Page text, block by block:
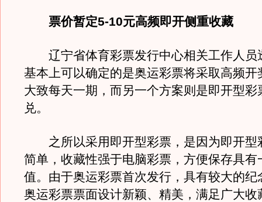
票价暂定5-10元高频即开侧重收藏
辽宁省体育彩票发行中心相关工作人员
基本上可以确定的是奥运彩票将采取高频开
大致每天一期，而另一个方案则是即开型彩
兑。
之所以采用即开型彩票，是因为即开型
简单，收藏性强于电脑彩票，方便保存具有
值。由于奥运彩票首次发行，具有较大的纪
奥运彩票票面设计新颖、精美，满足广大收